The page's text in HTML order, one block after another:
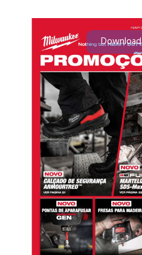
Download